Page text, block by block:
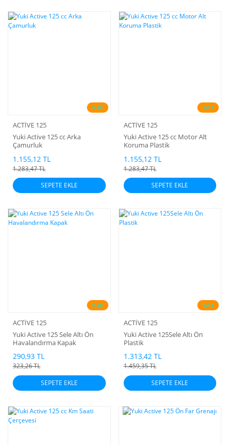
%10
ACTİVE 125
Yuki Active 125 cc Arka
Çamurluk
1.155,12 TL
1.283,47 TL
SEPETE EKLE
%10
ACTİVE 125
Yuki Active 125 cc Motor Alt
Koruma Plastik
1.155,12 TL
1.283,47 TL
SEPETE EKLE
%10
ACTİVE 125
Yuki Active 125 Sele Altı Ön
Havalandırma Kapak
290,93 TL
323,26 TL
SEPETE EKLE
%10
ACTİVE 125
Yuki Active 125Sele Altı Ön
Plastik
1.313,42 TL
1.459,35 TL
SEPETE EKLE